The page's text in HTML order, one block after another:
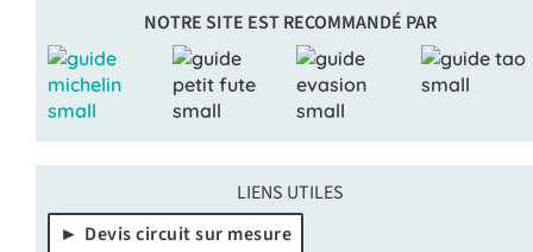
NOTRE SITE EST RECOMMANDÉ PAR
LIENS UTILES
Devis circuit sur mesure